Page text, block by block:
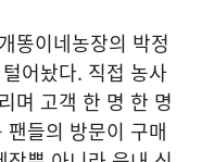
똥이네농장의 박정
어놨다. 직접 농사
며 고객 한 명 한 명
들의 방문이 구매